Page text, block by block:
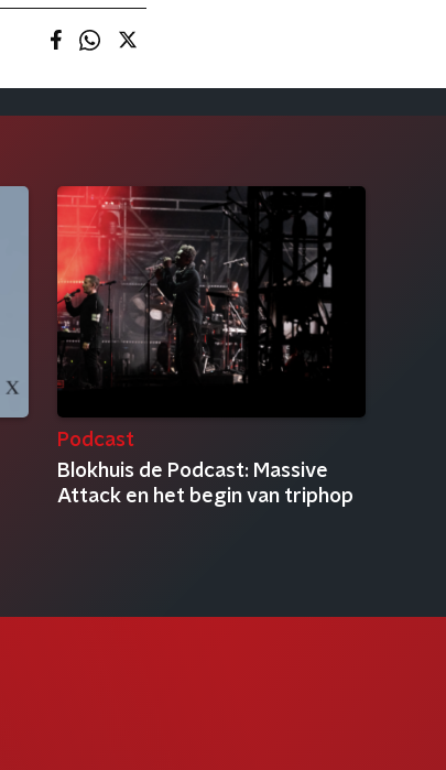
Podcast
Blokhuis de Podcast: Massive
Attack en het begin van triphop